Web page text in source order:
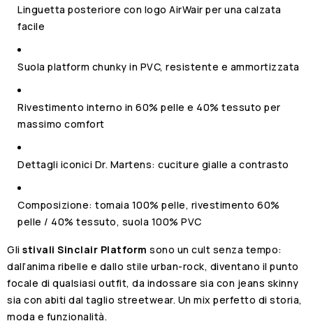
Linguetta posteriore con logo AirWair per una calzata
facile
Suola platform chunky in PVC, resistente e ammortizzata
Rivestimento interno in 60% pelle e 40% tessuto per
massimo comfort
Dettagli iconici Dr. Martens: cuciture gialle a contrasto
Composizione: tomaia 100% pelle, rivestimento 60%
pelle / 40% tessuto, suola 100% PVC
Gli stivali Sinclair Platform sono un cult senza tempo:
dall’anima ribelle e dallo stile urban-rock, diventano il punto
focale di qualsiasi outfit, da indossare sia con jeans skinny
sia con abiti dal taglio streetwear. Un mix perfetto di storia,
moda e funzionalità.